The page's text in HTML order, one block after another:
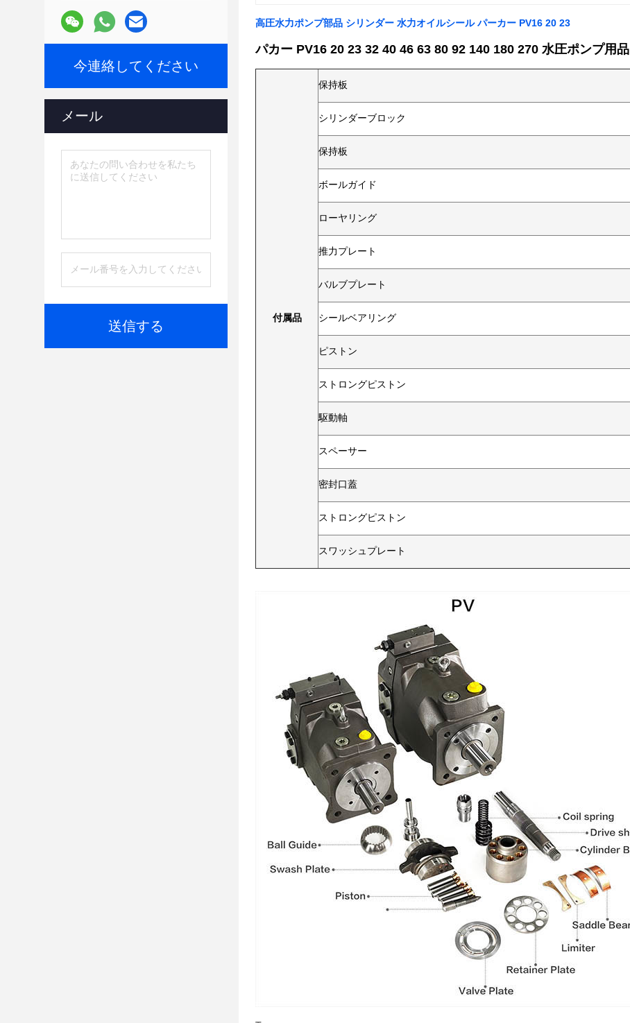
今連絡してください
メール
送信する
高圧水力ポンプ部品 シリンダー 水力オイルシール パーカー PV16 20 23
パカー PV16 20 23 32 40 46 63 80 92 140 180 270 水圧ポンプ用品
付属品
保持板
シリンダーブロック
保持板
ボールガイド
ローヤリング
推力プレート
バルブプレート
シールベアリング
ピストン
ストロングピストン
駆動軸
スペーサー
密封口蓋
ストロングピストン
スワッシュプレート